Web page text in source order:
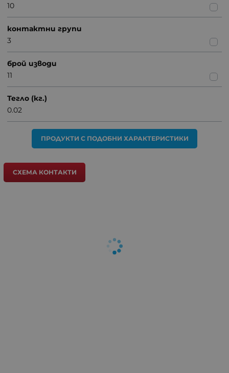
10
контактни групи
3
брой изводи
11
Тегло (кг.)
0.02
ПРОДУКТИ С ПОДОБНИ ХАРАКТЕРИСТИКИ
СХЕМА КОНТАКТИ